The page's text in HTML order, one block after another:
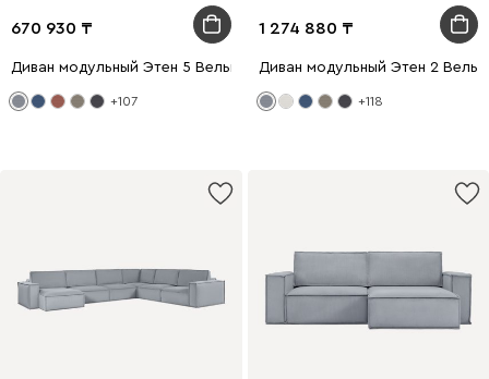
670 930
Диван модульный Этен 5 Вельвет Светло-серый
+107
1 274 880
Диван модульный Этен 2
+118